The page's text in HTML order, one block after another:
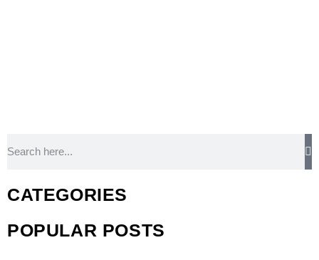
CATEGORIES
POPULAR POSTS